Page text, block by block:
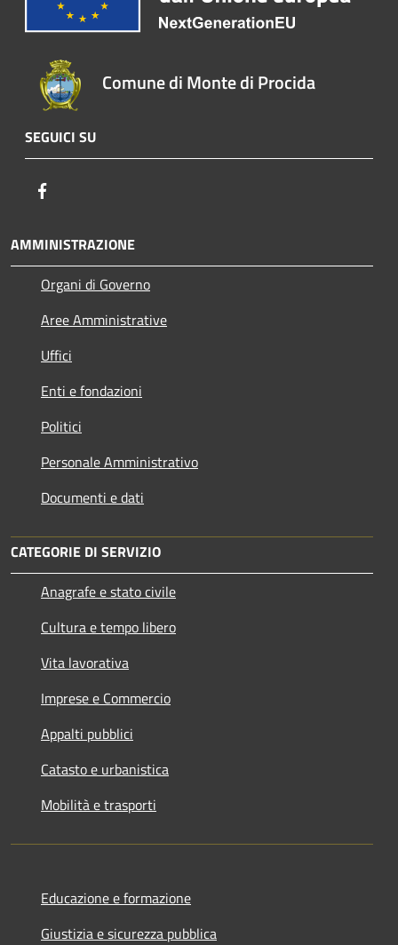
Comune di Monte di Procida
SEGUICI SU
AMMINISTRAZIONE
Organi di Governo
Aree Amministrative
Uffici
Enti e fondazioni
Politici
Personale Amministrativo
Documenti e dati
CATEGORIE DI SERVIZIO
Anagrafe e stato civile
Cultura e tempo libero
Vita lavorativa
Imprese e Commercio
Appalti pubblici
Catasto e urbanistica
Mobilità e trasporti
Educazione e formazione
Giustizia e sicurezza pubblica